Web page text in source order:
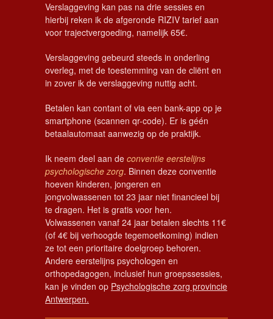
Verslaggeving kan pas na drie sessies en
hierbij reken ik de afgeronde RIZIV tarief aan
voor trajectvergoeding, namelijk 65€.
Verslaggeving gebeurd steeds in onderling
overleg, met de toestemming van de cliënt en
in zover ik de verslaggeving nuttig acht.
Betalen kan contant of via een bank-app op je
smartphone (scannen qr-code). Er is géén
betaalautomaat aanwezig op de praktijk.
Ik neem deel aan de conventie eerstelijns
psychologische zorg. Binnen deze conventie
hoeven kinderen, jongeren en
jongvolwassenen tot 23 jaar niet financieel bij
te dragen. Het is gratis voor hen.
Volwassenen vanaf 24 jaar betalen slechts 11€
(of 4€ bij verhoogde tegemoetkoming) indien
ze tot een prioritaire doelgroep behoren.
Andere eerstelijns psychologen en
orthopedagogen, inclusief hun groepssessies,
kan je vinden op Psychologische zorg provincie
Antwerpen.